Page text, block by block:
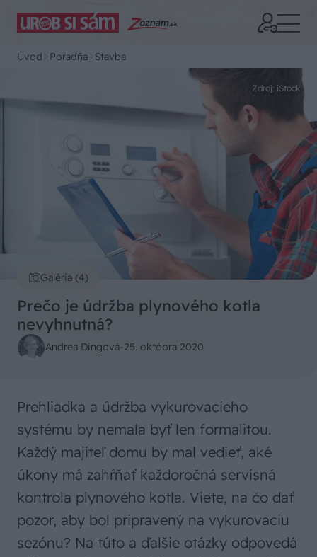
Úvod Poradňa Stavba
Galéria (4)
Zdroj: iStock
Prečo je údržba plynového kotla
nevyhnutná?
Andrea Dingová-25. októbra 2020
Prehliadka a údržba vykurovacieho
systému by nemala byť len formalitou.
Každý majiteľ domu by mal vedieť, aké
úkony má zahŕňať každoročná servisná
kontrola plynového kotla. Viete, na čo dať
pozor, aby bol pripravený na vykurovaciu
sezónu? Na túto a ďalšie otázky odpovedá